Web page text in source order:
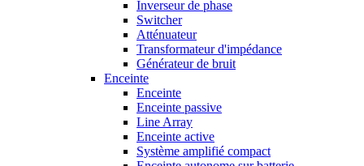
Inverseur de phase
Switcher
Atténuateur
Transformateur d'impédance
Générateur de bruit
Enceinte
Enceinte
Enceinte passive
Line Array
Enceinte active
Système amplifié compact